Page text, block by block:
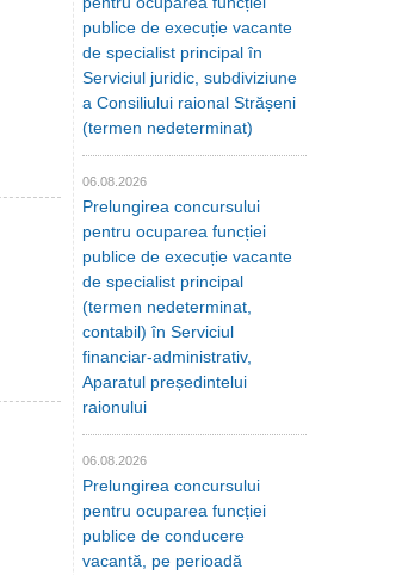
publice de execuție vacante
de specialist principal în
Serviciul juridic, subdiviziune
a Consiliului raional Strășeni
(termen nedeterminat)
06.08.2026
Prelungirea concursului
pentru ocuparea funcției
publice de execuție vacante
de specialist principal
(termen nedeterminat,
contabil) în Serviciul
financiar-administrativ,
Aparatul președintelui
raionului
06.08.2026
Prelungirea concursului
pentru ocuparea funcției
publice de conducere
vacantă, pe perioadă